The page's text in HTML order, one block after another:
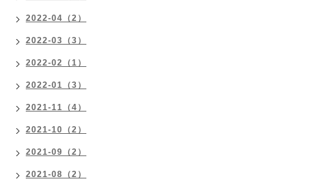
2022-04（2）
2022-03（3）
2022-02（1）
2022-01（3）
2021-11（4）
2021-10（2）
2021-09（2）
2021-08（2）